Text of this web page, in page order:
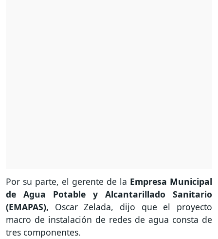
Por su parte, el gerente de la Empresa Municipal
de Agua Potable y Alcantarillado Sanitario
(EMAPAS), Oscar Zelada, dijo que el proyecto
macro de instalación de redes de agua consta de
tres componentes.